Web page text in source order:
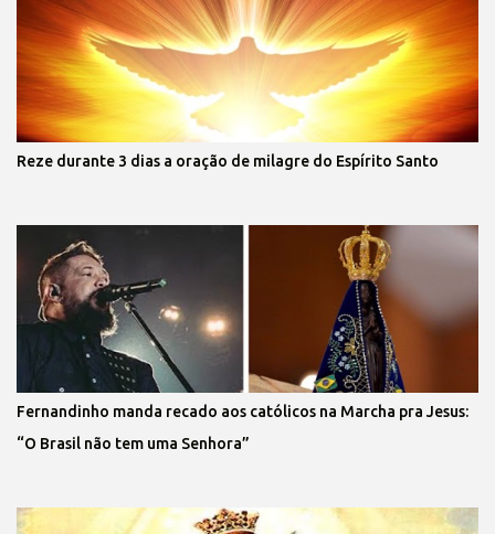
Reze durante 3 dias a oração de milagre do Espírito Santo
Fernandinho manda recado aos católicos na Marcha pra Jesus:
“O Brasil não tem uma Senhora”